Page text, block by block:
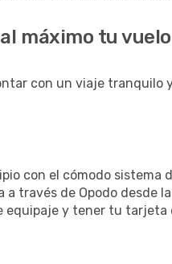
máximo tu
con un viaje tranquilo
con el cómodo sistema
través de Opodo desde
y tener tu tarjeta